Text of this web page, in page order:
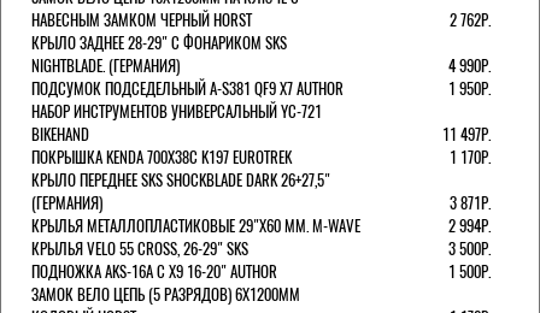
НАВЕСНЫМ ЗАМКОМ ЧЕРНЫЙ HORST
2 762Р.
КРЫЛО ЗАДНЕЕ 28-29" С ФОНАРИКОМ SKS
NIGHTBLADE. (ГЕРМАНИЯ)
4 990Р.
ПОДСУМОК ПОДСЕДЕЛЬНЫЙ A-S381 QF9 X7 AUTHOR
1 950Р.
НАБОР ИНСТРУМЕНТОВ УНИВЕРСАЛЬНЫЙ YC-721
BIKEHAND
11 497Р.
ПОКРЫШКА KENDA 700Х38С K197 EUROTREK
1 170Р.
КРЫЛО ПЕРЕДНЕЕ SKS SHOCKBLADE DARK 26+27,5"
(ГЕРМАНИЯ)
3 871Р.
КРЫЛЬЯ МЕТАЛЛОПЛАСТИКОВЫЕ 29"Х60 ММ. M-WAVE
2 994Р.
КРЫЛЬЯ VELO 55 CROSS, 26-29" SKS
3 500Р.
ПОДНОЖКА AKS-16A C X9 16-20" AUTHOR
1 500Р.
ЗАМОК ВЕЛО ЦЕПЬ (5 РАЗРЯДОВ) 6Х1200ММ